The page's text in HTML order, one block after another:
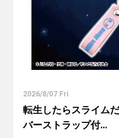
2026/8/07 Fri
転生したらスライム
バーストラップ付…